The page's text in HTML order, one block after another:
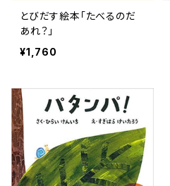
とびだす絵本「たべるのだ
あれ？」
¥1,760